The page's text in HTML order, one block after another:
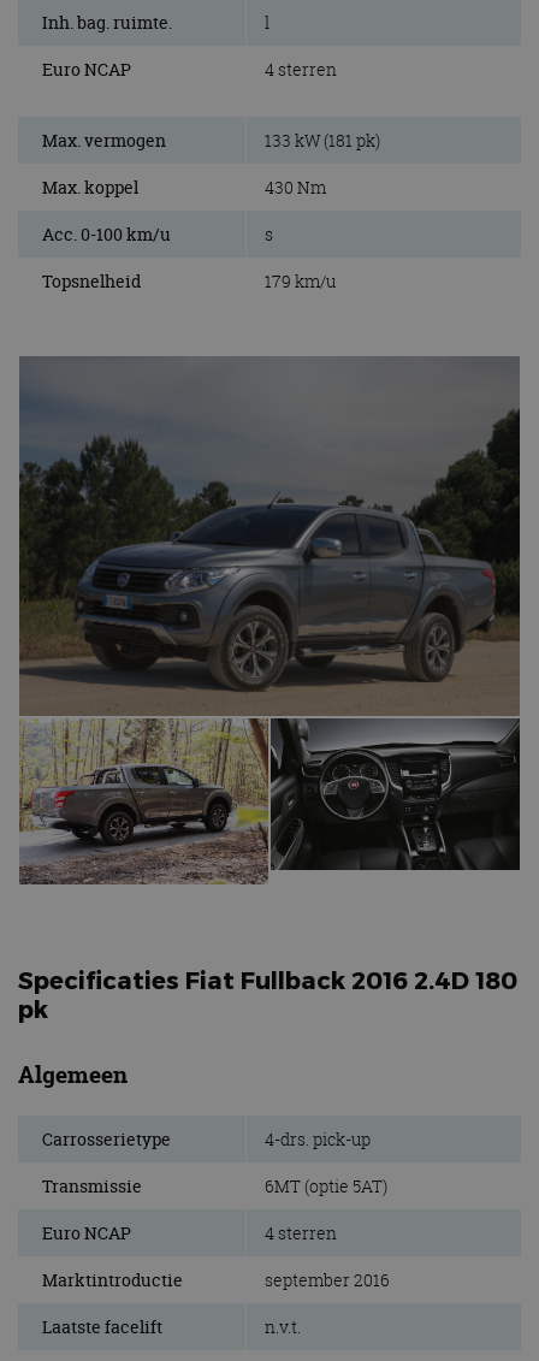
Inh. bag. ruimte. l
Euro NCAP 4 sterren
Max. vermogen 133 kW (181 pk)
Max. koppel 430 Nm
Acc. 0-100 km/u s
Topsnelheid 179 km/u
Specificaties Fiat Fullback 2016 2.4D 180
pk
Algemeen
Carrosserietype 4-drs. pick-up
Transmissie 6MT (optie 5AT)
Euro NCAP 4 sterren
Marktintroductie september 2016
Laatste facelift n.v.t.